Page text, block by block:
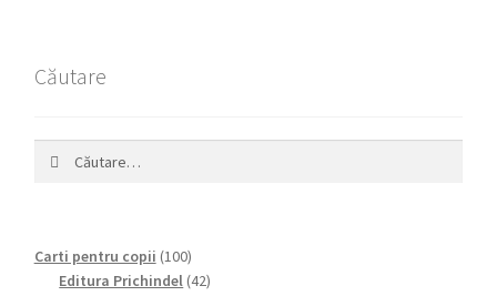
Căutare
Carti pentru copii 100100
products
Editura Prichindel 4242